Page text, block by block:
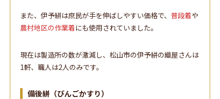
また、伊予絣は庶民が手を伸ばしやすい価格で、 普段着や
農村地区の作業着にも使用されていました。
現在は製造所の数が激減し、松山市の伊予絣の織屋さんは
1軒、職人は2人のみです。
備後絣（びんごかすり）